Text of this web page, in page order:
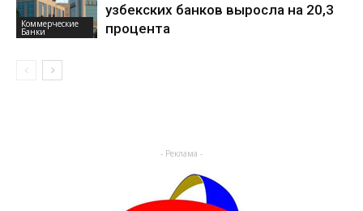
Коммерческие
Банки
узбекских банков выросла на 20,3
процента
- Реклама -